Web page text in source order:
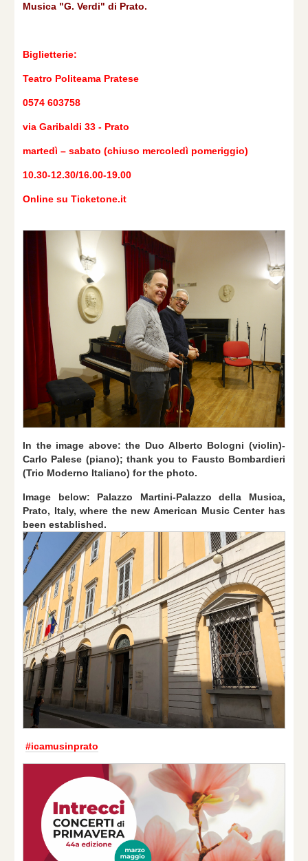
Musica "G. Verdi" di Prato.
Biglietterie:
Teatro Politeama Pratese
0574 603758
via Garibaldi 33 - Prato
martedì – sabato (chiuso mercoledì pomeriggio)
10.30-12.30/16.00-19.00
Online su Ticketone.it
In the image above: the Duo Alberto Bologni (violin)-
Carlo Palese (piano); thank you to Fausto Bombardieri
(Trio Moderno Italiano) for the photo.
Image below: Palazzo Martini-Palazzo della Musica,
Prato, Italy, where the new American Music Center has
been established.
#icamusinprato